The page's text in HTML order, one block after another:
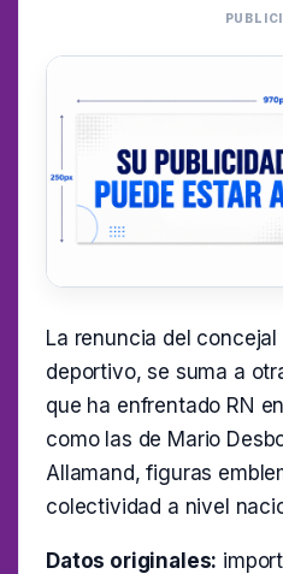
La renuncia del
deportivo, se suma a
que ha enfrentado RN
como las de Mario
Allamand, figuras
colectividad a nivel
Datos originales: